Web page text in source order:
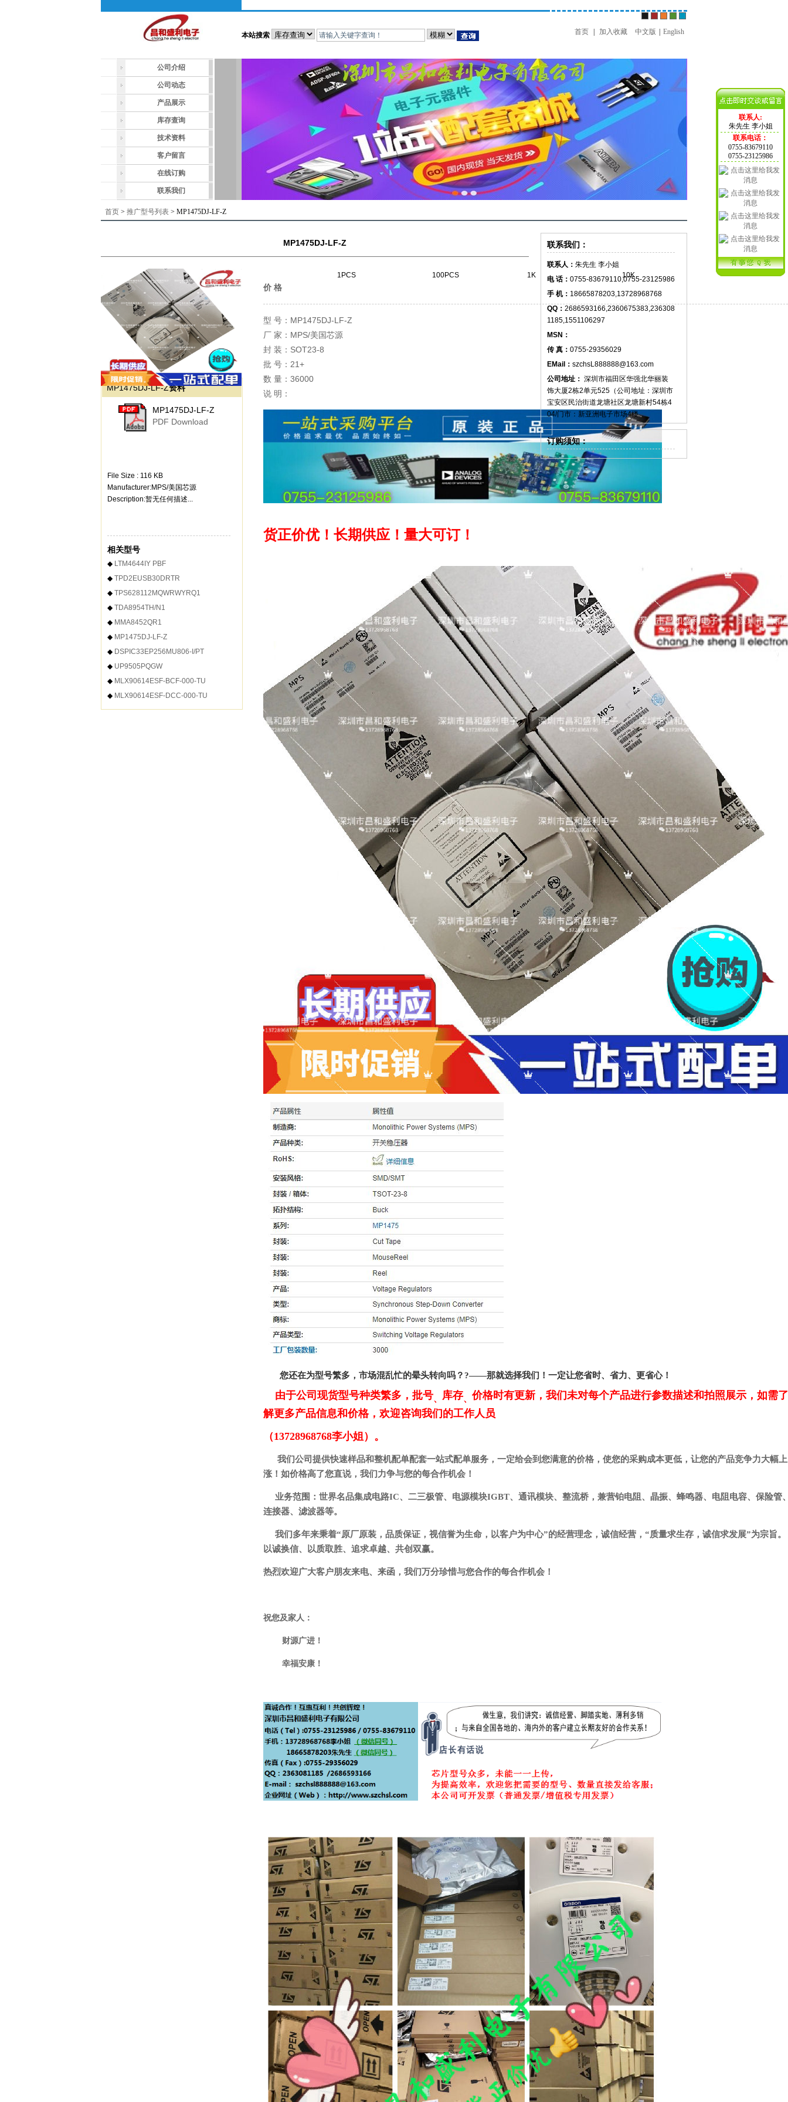
联系人:
朱先生 李小姐
联系电话：
0755-83679110
0755-23125986
本站搜索 首页 加入收藏 中文版 English
公司介绍
公司动态
产品展示
库存查询
技术资料
客户留言
在线订购
联系我们
首页 > 推广型号列表 > MP1475DJ-LF-Z
MP1475DJ-LF-Z
MP1475DJ-LF-Z资料
MP1475DJ-LF-Z
PDF Download
File Size : 116 KB
Manufacturer:MPS/美国芯源
Description:暂无任何描述...
相关型号
◆ LTM4644IY PBF
◆ TPD2EUSB30DRTR
◆ TPS628112MQWRWYRQ1
◆ TDA8954TH/N1
◆ MMA8452QR1
◆ MP1475DJ-LF-Z
◆ DSPIC33EP256MU806-I/PT
◆ UP9505PQGW
◆ MLX90614ESF-BCF-000-TU
◆ MLX90614ESF-DCC-000-TU
1PCS 100PCS 1K 10K
价 格
型 号： MP1475DJ-LF-Z
厂 家： MPS/美国芯源
封 装： SOT23-8
批 号： 21+
数 量：36000
说 明：
货正价优！长期供应！量大可订！
您还在为型号繁多，市场混乱忙的晕头转向吗？?——那就选择我们！一定让您省时、省力、更省心！
由于公司现货型号种类繁多，批号、库存、价格时有更新，我们未对每个产品进行参数描述和拍照展示，如需
解更多产品信息和价格，欢迎咨询我们的工作人员
（13728968768李小姐）。
我们公司提供快速样品和整机配单配套一站式配单服务，一定给会到您满意的价格，使您的采购成本更低，让您的产品竞争力大幅上
涨！如价格高了您直说，我们力争与您的每合作机会！
业务范围：世界名品集成电路IC、二三极管、电源模块IGBT、通讯模块、整流桥，兼营铂电阻、晶振、蜂鸣器、电阻电容、保险管
连接器、滤波器等。
我们多年来秉着“原厂原装，品质保证，视信誉为生命，以客户为中心”的经营理念，诚信经营，“质量求生存，诚信求发展”为宗旨。
以诚换信、以质取胜、追求卓越、共创双赢。
热烈欢迎广大客户朋友来电、来函，我们万分珍惜与您合作的每合作机会！
祝您及家人：
财源广进！
幸福安康！
联系我们：
联系人： 朱先生 李小姐
电 话： 0755-83679110,0755-23125986
手 机： 18665878203,13728968768
QQ： 2686593166,2360675383,236308
1185,1551106297
MSN：
传 真： 0755-29356029
EMail： szchsL888888@163.com
公司地址： 深圳市福田区华强北华丽装
饰大厦2栋2单元525（公司地址：深圳市
宝安区民治街道龙塘社区龙塘新村54栋4
04/门市：新亚洲电子市场4楼
订购须知：